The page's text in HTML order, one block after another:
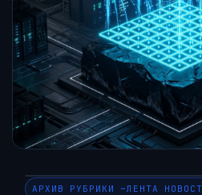
АРХИВ РУБРИКИ ~ЛЕНТА